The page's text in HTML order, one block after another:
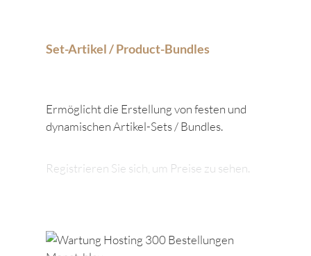
Set-Artikel / Product-Bundles
Ermöglicht die Erstellung von festen und
dynamischen Artikel-Sets / Bundles.
Registrieren Sie sich, um Preise zu sehen.